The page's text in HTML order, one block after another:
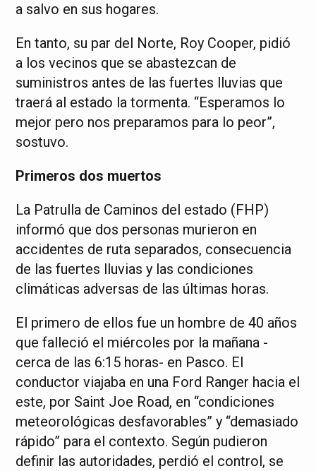
a salvo en sus hogares.
En tanto, su par del Norte, Roy Cooper, pidió
a los vecinos que se abastezcan de
suministros antes de las fuertes lluvias que
traerá al estado la tormenta. “Esperamos lo
mejor pero nos preparamos para lo peor”,
sostuvo.
Primeros dos muertos
La Patrulla de Caminos del estado (FHP)
informó que dos personas murieron en
accidentes de ruta separados, consecuencia
de las fuertes lluvias y las condiciones
climáticas adversas de las últimas horas.
El primero de ellos fue un hombre de 40 años
que falleció el miércoles por la mañana -
cerca de las 6:15 horas- en Pasco. El
conductor viajaba en una Ford Ranger hacia el
este, por Saint Joe Road, en “condiciones
meteorológicas desfavorables” y “demasiado
rápido” para el contexto. Según pudieron
definir las autoridades, perdió el control, se